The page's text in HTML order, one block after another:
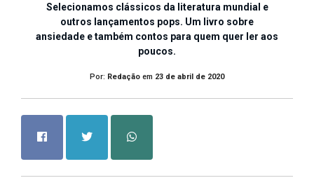
Selecionamos clássicos da literatura mundial e
outros lançamentos pops. Um livro sobre
ansiedade e também contos para quem quer ler aos
poucos.
Por: Redação em 23 de abril de 2020